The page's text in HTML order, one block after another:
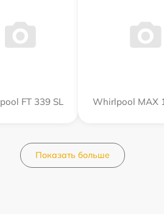
FT 339 SL Whirlpool MAX
Показать больше